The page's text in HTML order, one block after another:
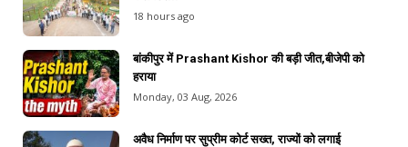
18 hours ago
बांकीपुर में Prashant Kishor की बड़ी जीत,बीजेपी को
हराया
Monday, 03 Aug, 2026
अवैध निर्माण पर सुप्रीम कोर्ट सख्त, राज्यों को लगाई